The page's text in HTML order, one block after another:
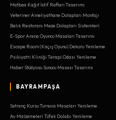
Matbaa Kağıt İstif Rafları Tasarımı
Veteriner Ameliyathane Dolapları Montajı
Balık Restoranı Meze Dolapları Sistemleri
E-Spor Arena Oyuncu Masaları Tasarımı
Escape Room (Kaçış Oyunu) Dekoru Yenileme
Psikiyatri Kliniği Terapi Odası Yenileme
Haber Stüdyosu Sunucu Masası Tasarımı
BAYRAMPAŞA
Satranç Kursu Turnuva Masaları Yenileme
Av Malzemeleri Tüfek Dolabı Yenileme